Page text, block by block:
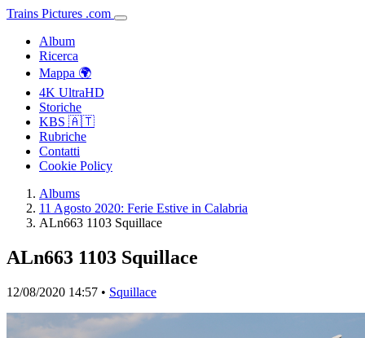
Trains Pictures .com
Album
Ricerca
Mappa 🌍
4K UltraHD
Storiche
KBS 🇦🇹
Rubriche
Contatti
Cookie Policy
Albums
11 Agosto 2020: Ferie Estive in Calabria
ALn663 1103 Squillace
ALn663 1103 Squillace
12/08/2020 14:57 • Squillace